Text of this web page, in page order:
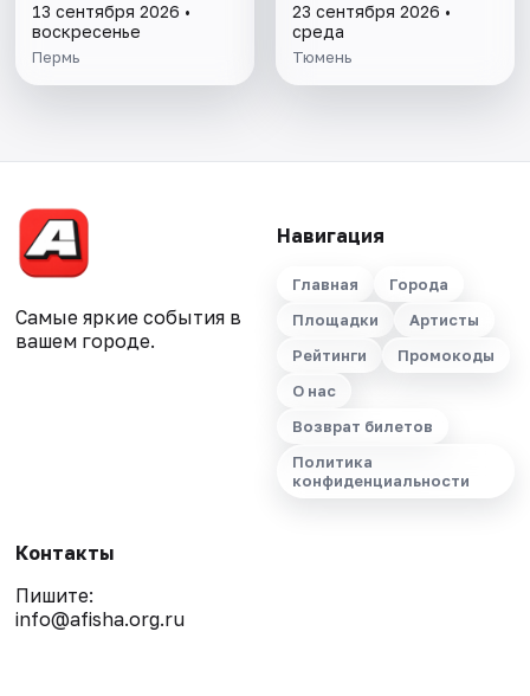
13 сентября 2026 •
воскресенье
Пермь
23 сентября 2026 •
среда
Тюмень
Самые яркие события в
вашем городе.
Навигация
Главная
Города
Площадки
Артисты
Рейтинги
Промокоды
О нас
Возврат билетов
Политика
конфиденциальности
Контакты
Пишите:
info@afisha.org.ru